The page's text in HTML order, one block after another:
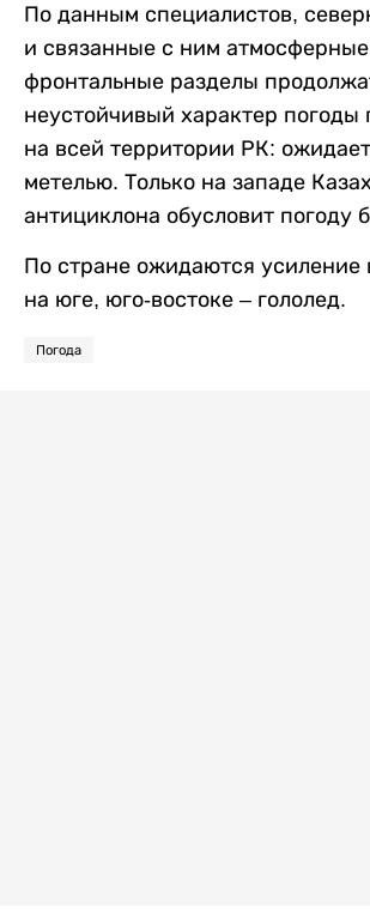
По данным специалистов,
и связанные с ним атмосферные
фронтальные разделы
неустойчивый характер погоды
на всей территории РК:
метелью. Только на западе
антициклона обусловит погоду
По стране ожидаются усиление
на юге, юго-востоке – гололед.
Погода